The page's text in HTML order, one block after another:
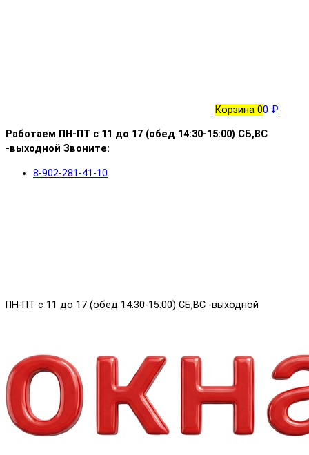
Корзина 00 ₽
Работаем ПН-ПТ с 11 до 17 (обед 14:30-15:00) СБ,ВС
-выходной Звоните:
8-902-281-41-10
ПН-ПТ с 11 до 17 (обед 14:30-15:00) СБ,ВС -выходной